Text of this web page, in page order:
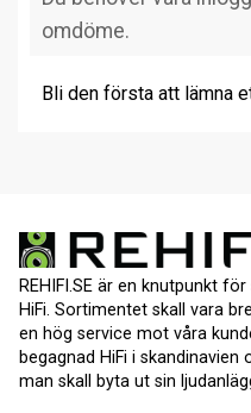
Bli den första att lämna
REHIFI.SE är en knutpunkt
HiFi. Sortimentet skall vara
en hög service mot våra
begagnad HiFi i
man skall byta ut sin